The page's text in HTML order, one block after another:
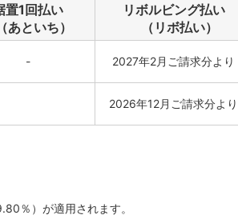
置1回払い
（あといち）
リボルビング払い
（リボ払い）
- 2027年2月ご請求分より
2026年12月ご請求分より
％）が適用されます。